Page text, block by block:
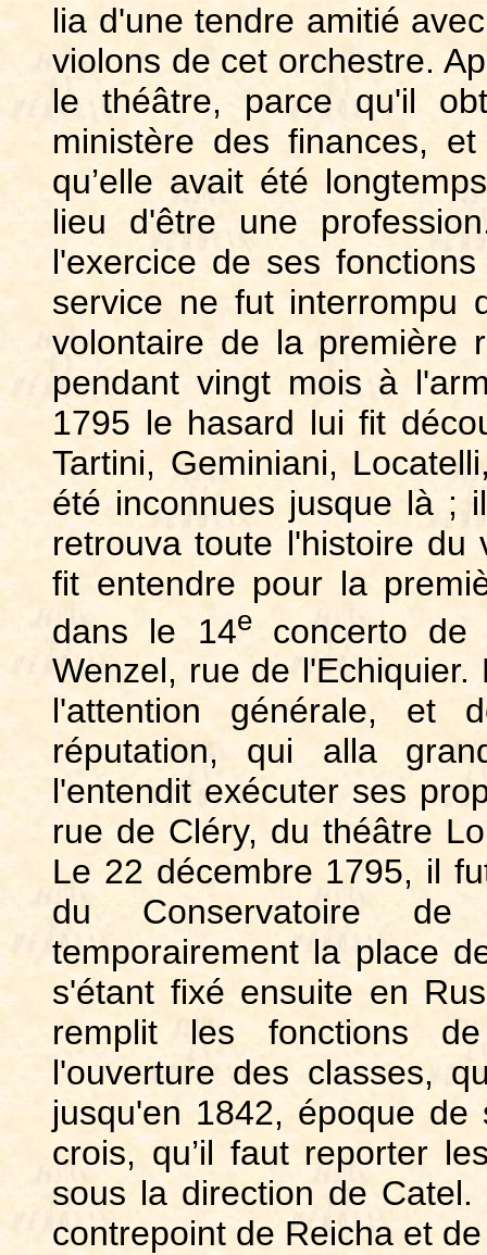
lia d'une tendre amitié
violons de cet orchestre.
le théâtre, parce qu'il
ministère des finances,
qu’elle avait été
lieu d'être une
l'exercice de ses
service ne fut interrompu
volontaire de la première
pendant vingt mois à
1795 le hasard lui fit
Tartini, Geminiani,
été inconnues jusque là ;
retrouva toute l'histoire
fit entendre pour la
dans le 14econcerto de
Wenzel, rue de
l'attention générale, et
réputation, qui alla
l'entendit exécuter ses
rue de Cléry, du théâtre
Le 22 décembre 1795, il
du Conservatoire
temporairement la place
s'étant fixé ensuite en
remplit les fonctions
l'ouverture des classes,
jusqu'en 1842, époque
crois, qu’il faut reporter
sous la direction de
contrepoint de Reicha et